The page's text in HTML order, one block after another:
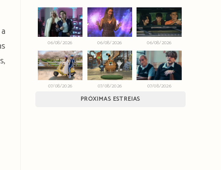
06/08/2026 06/08/2026 06/08/2026
07/08/2026 07/08/2026 07/08/2026
PRÓXIMAS ESTREIAS